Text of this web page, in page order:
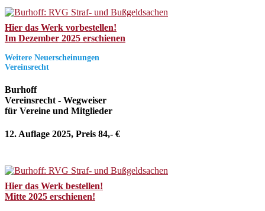
Hier das Werk vorbestellen!
Im Dezember 2025 erschienen
Weitere Neuerscheinungen
Vereinsrecht
Burhoff
Vereinsrecht - Wegweiser
für Vereine und Mitglieder
12. Auflage 2025, Preis 84,- €
Hier das Werk bestellen!
Mitte 2025 erschienen!